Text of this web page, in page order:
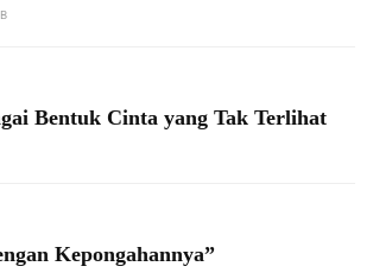
Bentuk Cinta yang Tak Terlihat
Kepongahannya”